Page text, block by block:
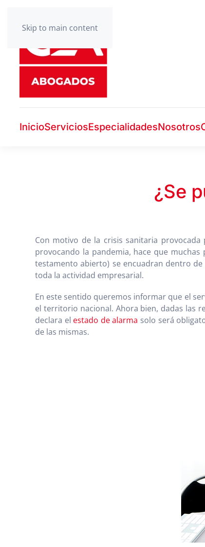
Skip to main content
InicioServiciosEspecialidadesNosotros
¿Se
Con motivo de la crisis sanitaria provocada
provocando la pandemia, hace que
testamento abierto) se encuadran dentro
toda la actividad empresarial.
En este sentido queremos informar que el
el territorio nacional. Ahora bien, dadas las
declara el estado de alarma solo será
de las mismas.